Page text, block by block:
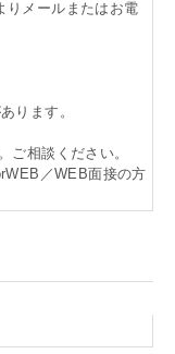
メールまたはお電
ります。
ご相談ください。
／WEB面接の方